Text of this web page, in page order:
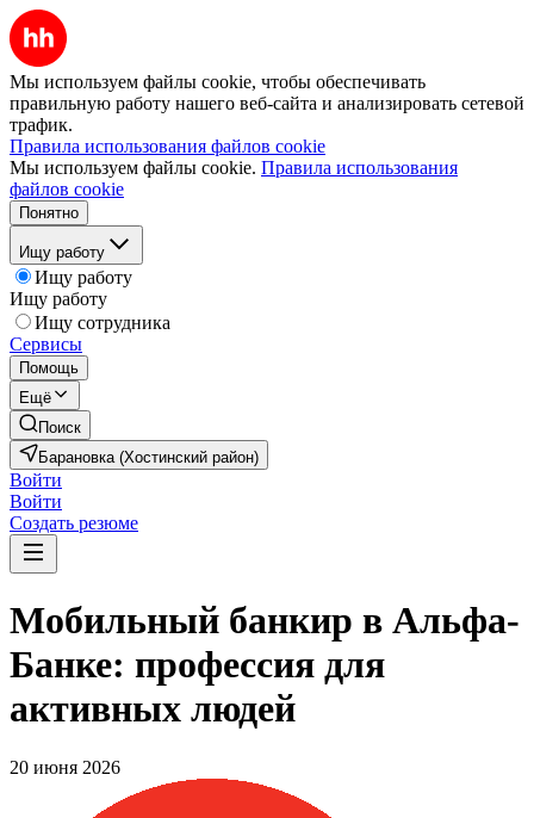
Мы используем файлы cookie, чтобы обеспечивать
правильную работу нашего веб-сайта и анализировать сетевой
трафик.
Правила использования файлов cookie
Мы используем файлы cookie. Правила использования
файлов cookie
Понятно
Ищу работу
Ищу работу
Ищу работу
Ищу сотрудника
Сервисы
Помощь
Ещё
Поиск
Барановка (Хостинский район)
Войти
Войти
Создать резюме
Мобильный банкир в Альфа-
Банке: профессия для
активных людей
20 июня 2026